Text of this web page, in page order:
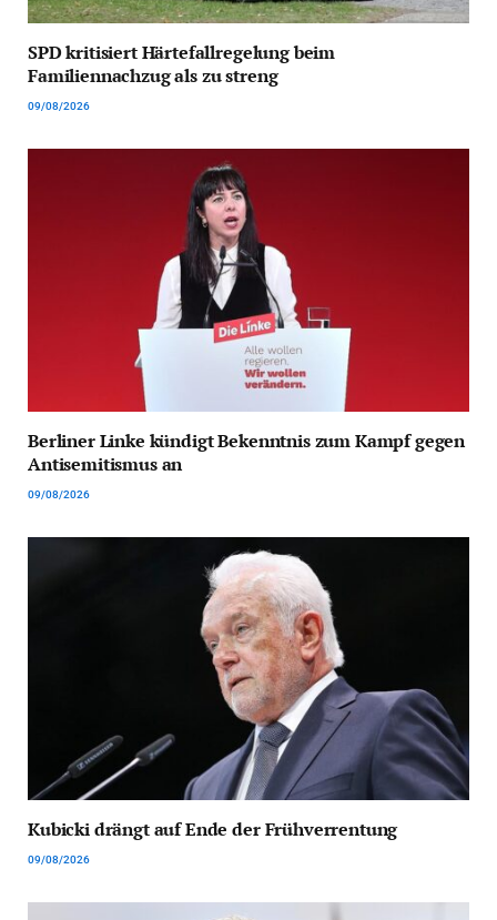
SPD kritisiert Härtefallregelung beim
Familiennachzug als zu streng
09/08/2026
Berliner Linke kündigt Bekenntnis zum Kampf gegen
Antisemitismus an
09/08/2026
Kubicki drängt auf Ende der Frühverrentung
09/08/2026